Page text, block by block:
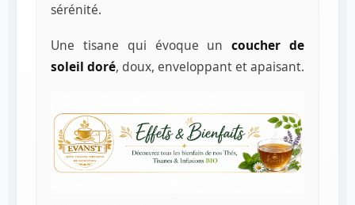
sérénité.
Une tisane qui évoque uncoucher de
soleil doré, doux, enveloppant et apaisant.